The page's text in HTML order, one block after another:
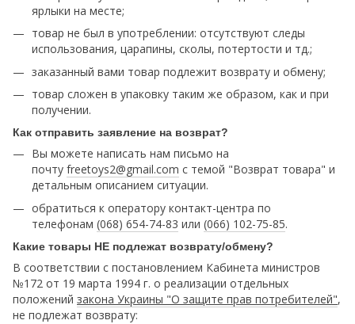
ярлыки на месте;
товар не был в употреблении: отсутствуют следы
использования, царапины, сколы, потертости и тд.;
заказанный вами товар подлежит возврату и обмену;
товар сложен в упаковку таким же образом, как и при
получении.
Как отправить заявление на возврат?
Вы можете написать нам письмо на
почту freetoys2@gmail.com c темой "Возврат товара" и
детальным описанием ситуации.
обратиться к оператору контакт-центра по
телефонам (068) 654-74-83 или (066) 102-75-85.
Какие товары НЕ подлежат возврату/обмену?
В соответствии с постановлением Кабинета министров
№172 от 19 марта 1994 г. о реализации отдельных
положений закона Украины "О защите прав потребителей",
не подлежат возврату: